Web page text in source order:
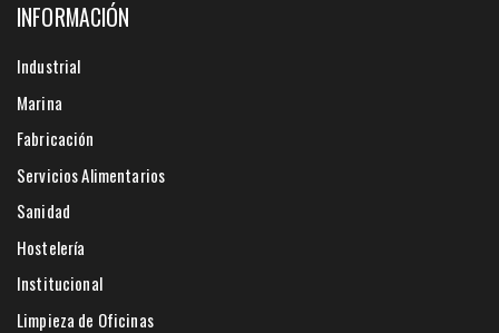
INFORMACIÓN
Industrial
Marina
Fabricación
Servicios Alimentarios
Sanidad
Hostelería
Institucional
Limpieza de Oficinas